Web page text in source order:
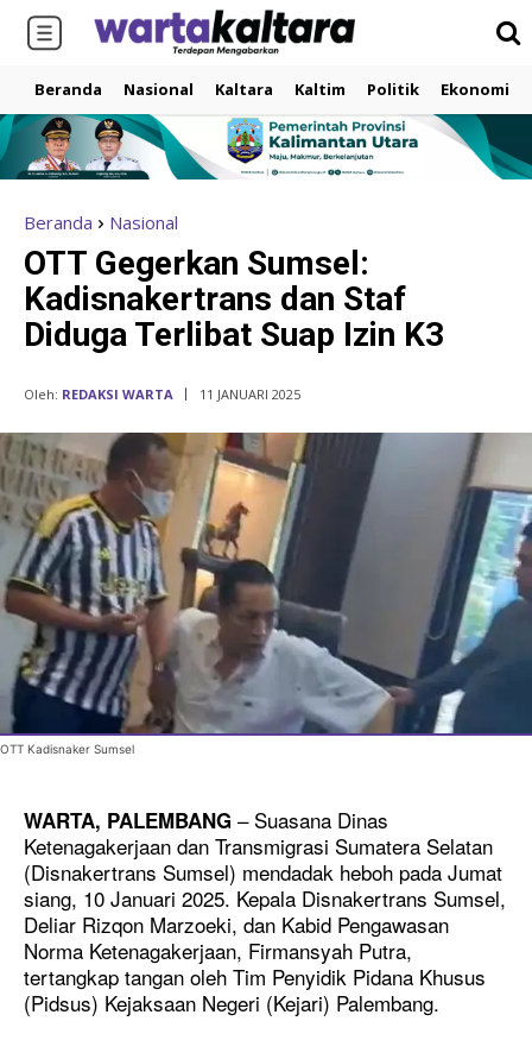
Beranda Nasional Kaltara Kaltim Politik Ekonomi
Beranda Nasional
OTT Gegerkan Sumsel:
Kadisnakertrans dan Staf
Diduga Terlibat Suap Izin K3
Oleh: REDAKSI WARTA 11 JANUARI 2025
OTT Kadisnaker Sumsel
WARTA, PALEMBANG – Suasana Dinas
Ketenagakerjaan dan Transmigrasi Sumatera Selatan
(Disnakertrans Sumsel) mendadak heboh pada Jumat
siang, 10 Januari 2025. Kepala Disnakertrans Sumsel,
Deliar Rizqon Marzoeki, dan Kabid Pengawasan
Norma Ketenagakerjaan, Firmansyah Putra,
tertangkap tangan oleh Tim Penyidik Pidana Khusus
(Pidsus) Kejaksaan Negeri (Kejari) Palembang.